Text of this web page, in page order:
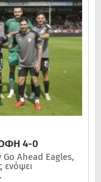
ΟΦΗ 4-0
Ahead Eagles,
ενόψει